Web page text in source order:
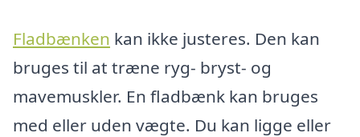
Fladbænken kan ikke justeres. Den kan
bruges til at træne ryg- bryst- og
mavemuskler. En fladbænk kan bruges
med eller uden vægte. Du kan ligge eller